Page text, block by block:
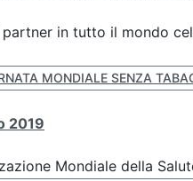
partner in tutto il mondo
MONDIALE SENZA
2019
Mondiale della